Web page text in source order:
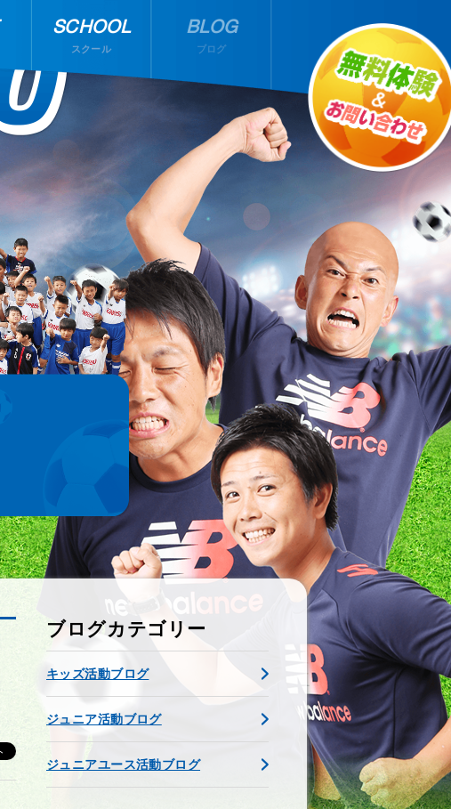
SCHOOL
スクール
BLOG
ブログ
ブログカテゴリー
キッズ活動ブログ
ジュニア活動ブログ
ジュニアユース活動ブログ